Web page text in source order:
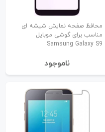
محافظ صفحه نمایش شیشه ای
مناسب برای گوشی موبایل
Samsung Galaxy S9
نا‌موجود